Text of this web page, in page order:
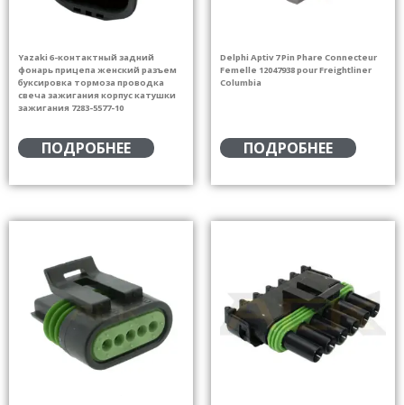
Yazaki 6-контактный задний
фонарь прицепа женский разъем
буксировка тормоза проводка
свеча зажигания корпус катушки
зажигания 7283-5577-10
ПОДРОБНЕЕ
Delphi Aptiv 7 Pin Phare Connecteur
Femelle 12047938 pour Freightliner
Columbia
ПОДРОБНЕЕ